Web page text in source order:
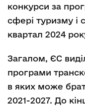
конкурси за
сфері туризму і
квартал 2024
Загалом, ЄС
програми
в яких може
2021-2027. До